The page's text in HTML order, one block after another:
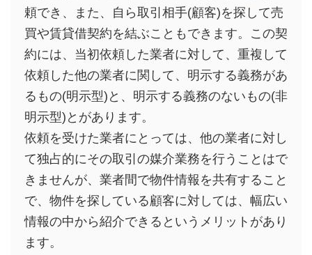
頼でき、また、自ら取引相手(顧客)を探して売
買や賃貸借契約を結ぶこともできます。この契
約には、当初依頼した業者に対して、重複して
依頼した他の業者に関して、明示する義務があ
るもの(明示型)と、明示する義務のないもの(非
明示型)とがあります。
依頼を受けた業者にとっては、他の業者に対し
て独占的にその取引の媒介業務を行うことはで
きませんが、業者間で物件情報を共有すること
で、物件を探している顧客に対しては、幅広い
情報の中から紹介できるというメリットがあり
ます。